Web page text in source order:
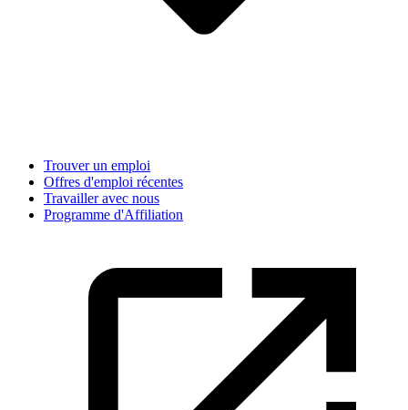
Trouver un emploi
Offres d'emploi récentes
Travailler avec nous
Programme d'Affiliation